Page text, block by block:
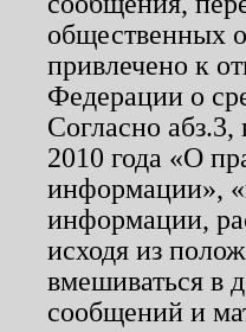
общественных
привлечено к
Федерации о
Согласно
2010 года «О
информации»,
информации,
исходя из
вмешиваться в
сообщений и